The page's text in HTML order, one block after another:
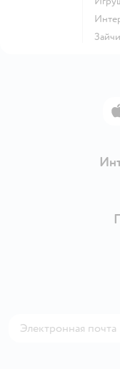
Политика